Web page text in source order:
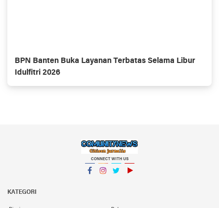
BPN Banten Buka Layanan Terbatas Selama Libur
Idulfitri 2026
CONNECT WITH US
KATEGORI